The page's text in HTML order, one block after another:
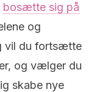
bosætte sig på
og
vil du fortsætte
og vælger du
skabe nye